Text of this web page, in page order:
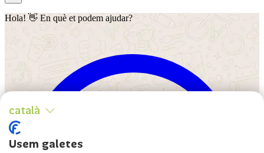
Hola! 👋 En què et podem ajudar?
català
Usem galetes